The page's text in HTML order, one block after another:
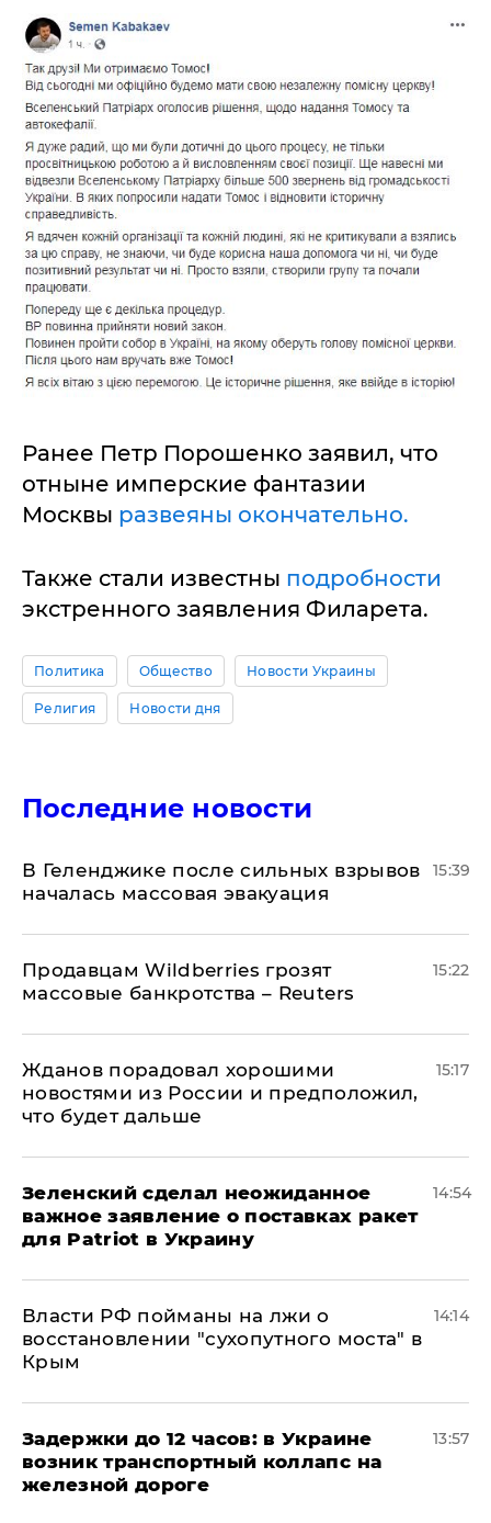
Ранее Петр Порошенко заявил, что
отныне имперские фантазии
Москвы развеяны окончательно.
Также стали известны подробности
экстренного заявления Филарета.
Политика Общество Новости Украины
Религия Новости дня
Последние новости
В Геленджике после сильных взрывов
началась массовая эвакуация
15:39
Продавцам Wildberries грозят
массовые банкротства – Reuters
15:22
Жданов порадовал хорошими
новостями из России и предположил,
что будет дальше
15:17
Зеленский сделал неожиданное
важное заявление о поставках ракет
для Patriot в Украину
14:54
Власти РФ пойманы на лжи о
восстановлении "сухопутного моста" в
Крым
14:14
Задержки до 12 часов: в Украине
возник транспортный коллапс на
железной дороге
13:57